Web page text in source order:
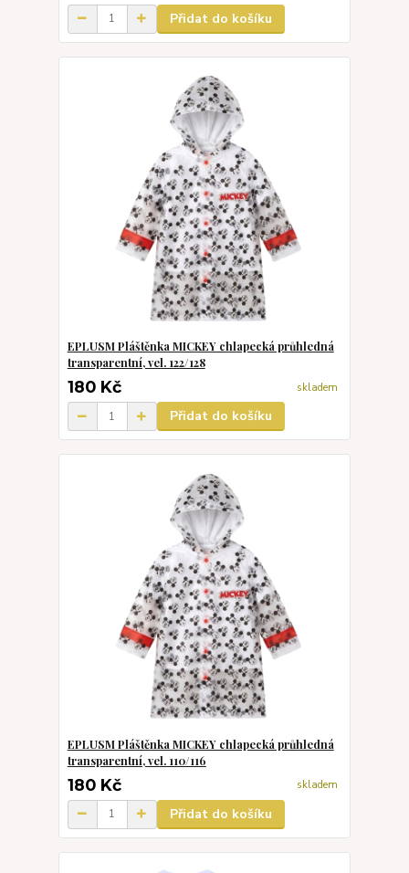
Přidat do košíku
EPLUSM Pláštěnka MICKEY chlapecká průhledná
transparentní, vel. 122/128
180 Kč skladem
Přidat do košíku
EPLUSM Pláštěnka MICKEY chlapecká průhledná
transparentní, vel. 110/116
180 Kč skladem
Přidat do košíku